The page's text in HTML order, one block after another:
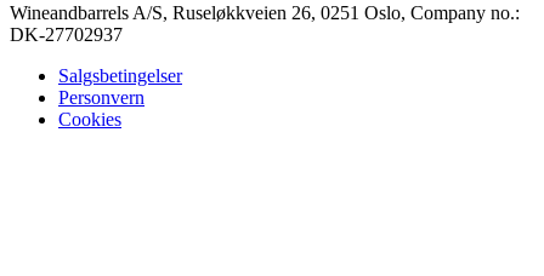
Wineandbarrels A/S, Ruseløkkveien 26, 0251 Oslo, Company no.:
DK-27702937
Salgsbetingelser
Personvern
Cookies